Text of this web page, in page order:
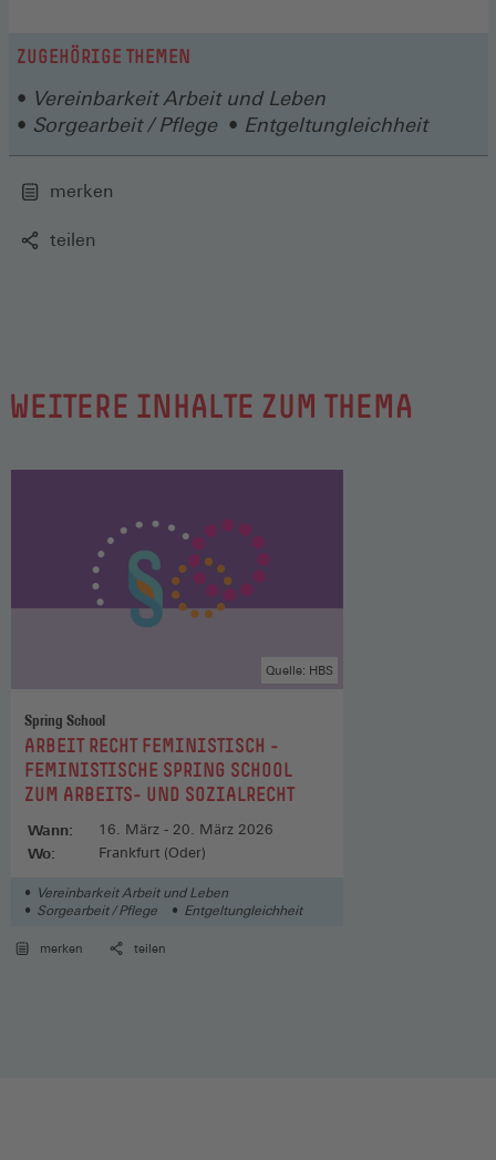
ZUGEHÖRIGE THEMEN
Vereinbarkeit Arbeit und Leben
Sorgearbeit / Pflege
Entgeltungleichheit
merken
teilen
WEITERE INHALTE ZUM THEMA
Spring School
:ARBEIT RECHT FEMINISTISCH -
FEMINISTISCHE SPRING SCHOOL
ZUM ARBEITS- UND SOZIALRECHT
Quelle: HBS
Wann: 16. März - 20. März 2026
Wo: Frankfurt (Oder)
Vereinbarkeit Arbeit und Leben
Sorgearbeit / Pflege
Entgeltungleichheit
merken teilen